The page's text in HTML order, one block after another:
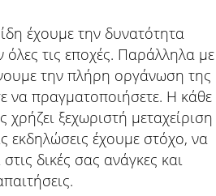
έχουμε την δυνατότητα
τις εποχές. Παράλληλα με
την πλήρη οργάνωση της
να πραγματοποιήσετε. Η κάθε
ξεχωριστή μεταχείριση
εκδηλώσεις έχουμε στόχο, να
δικές σας ανάγκες και